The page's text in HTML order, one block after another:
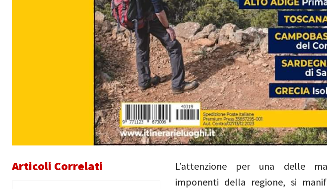
Articoli Correlati
L’attenzione per una delle
imponenti della regione, si